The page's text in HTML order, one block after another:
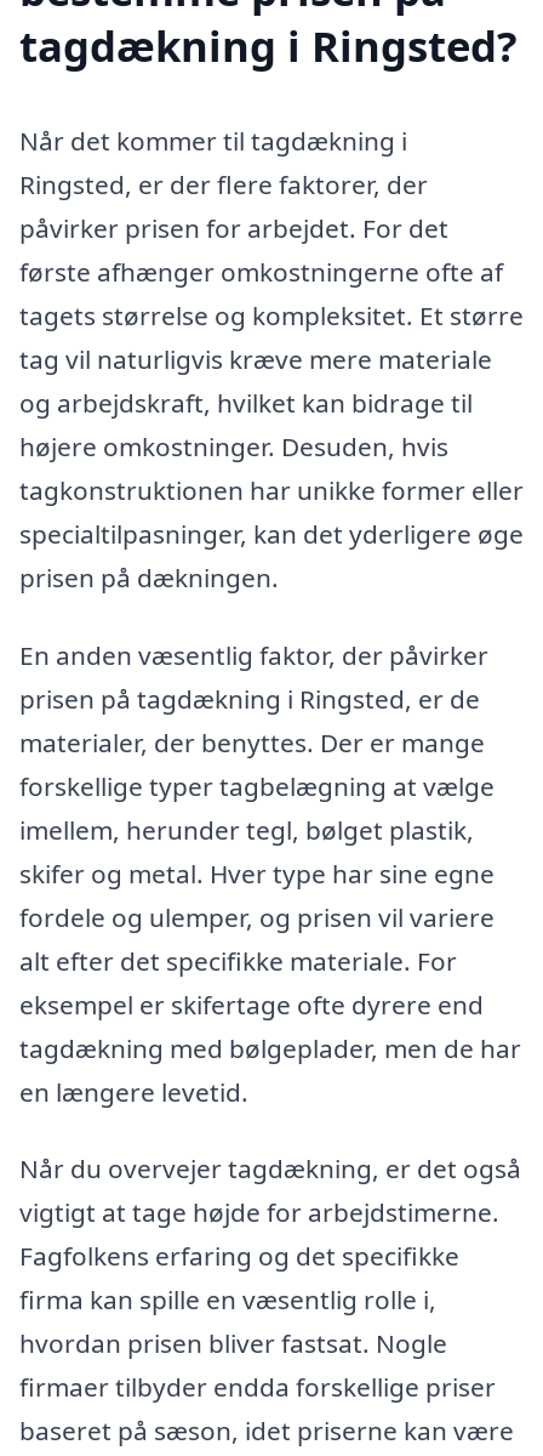
tagdækning i Ringsted?
Når det kommer til tagdækning i
Ringsted, er der flere faktorer, der
påvirker prisen for arbejdet. For det
første afhænger omkostningerne ofte af
tagets størrelse og kompleksitet. Et større
tag vil naturligvis kræve mere materiale
og arbejdskraft, hvilket kan bidrage til
højere omkostninger. Desuden, hvis
tagkonstruktionen har unikke former eller
specialtilpasninger, kan det yderligere øge
prisen på dækningen.
En anden væsentlig faktor, der påvirker
prisen på tagdækning i Ringsted, er de
materialer, der benyttes. Der er mange
forskellige typer tagbelægning at vælge
imellem, herunder tegl, bølget plastik,
skifer og metal. Hver type har sine egne
fordele og ulemper, og prisen vil variere
alt efter det specifikke materiale. For
eksempel er skifertage ofte dyrere end
tagdækning med bølgeplader, men de har
en længere levetid.
Når du overvejer tagdækning, er det også
vigtigt at tage højde for arbejdstimerne.
Fagfolkens erfaring og det specifikke
firma kan spille en væsentlig rolle i,
hvordan prisen bliver fastsat. Nogle
firmaer tilbyder endda forskellige priser
baseret på sæson, idet priserne kan være